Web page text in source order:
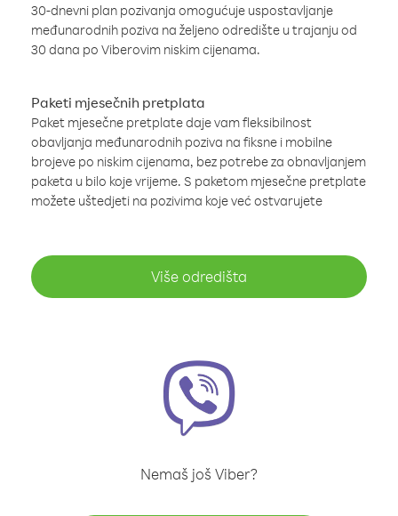
30-dnevni plan pozivanja omogućuje uspostavljanje
međunarodnih poziva na željeno odredište u trajanju od
30 dana po Viberovim niskim cijenama.
Paketi mjesečnih pretplata
Paket mjesečne pretplate daje vam fleksibilnost
obavljanja međunarodnih poziva na fiksne i mobilne
brojeve po niskim cijenama, bez potrebe za obnavljanjem
paketa u bilo koje vrijeme. S paketom mjesečne pretplate
možete uštedjeti na pozivima koje već ostvarujete
Više odredišta
Nemaš još Viber?